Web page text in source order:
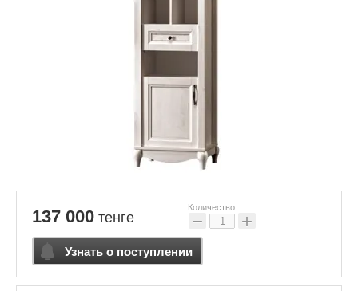
137 000 тенге
Количество:
− +
Узнать о поступлении